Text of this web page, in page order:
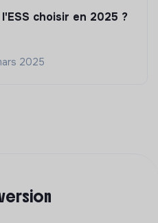
choisir en 2025 ?
2025